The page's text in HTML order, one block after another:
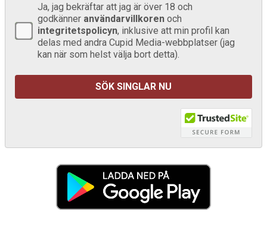
Ja, jag bekräftar att jag är över 18 och
godkänner användarvillkoren och
integritetspolicyn, inklusive att min profil kan
delas med andra Cupid Media-webbplatser (jag
kan när som helst välja bort detta).